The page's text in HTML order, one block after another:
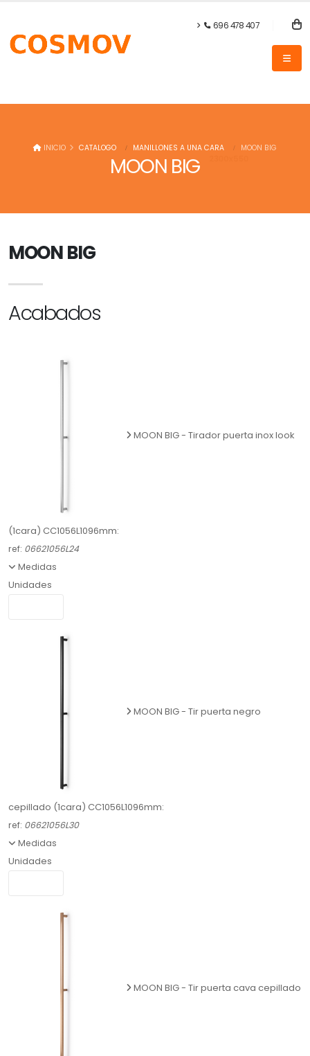
696 478 407
MOON BIG
INICIO CATALOGO MANILLONES A UNA CARA MOON BIG
MOON BIG
Acabados
MOON BIG - Tirador puerta inox look
(1cara) CC1056L1096mm:
ref: 06621056L24
Medidas
Unidades
MOON BIG - Tir puerta negro
cepillado (1cara) CC1056L1096mm:
ref: 06621056L30
Medidas
Unidades
MOON BIG - Tir puerta cava cepillado